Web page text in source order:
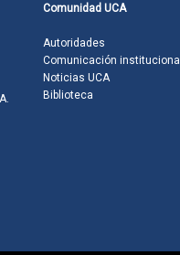
Comunidad UCA
Autoridades
Comunicación institucional
Noticias UCA
Biblioteca